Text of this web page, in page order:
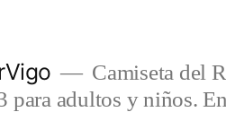
Camiseta del
adultos y niños.